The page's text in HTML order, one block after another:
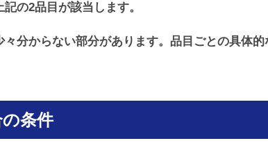
の2品目が該当します。
分からない部分があります。品目ごとの具体
条件